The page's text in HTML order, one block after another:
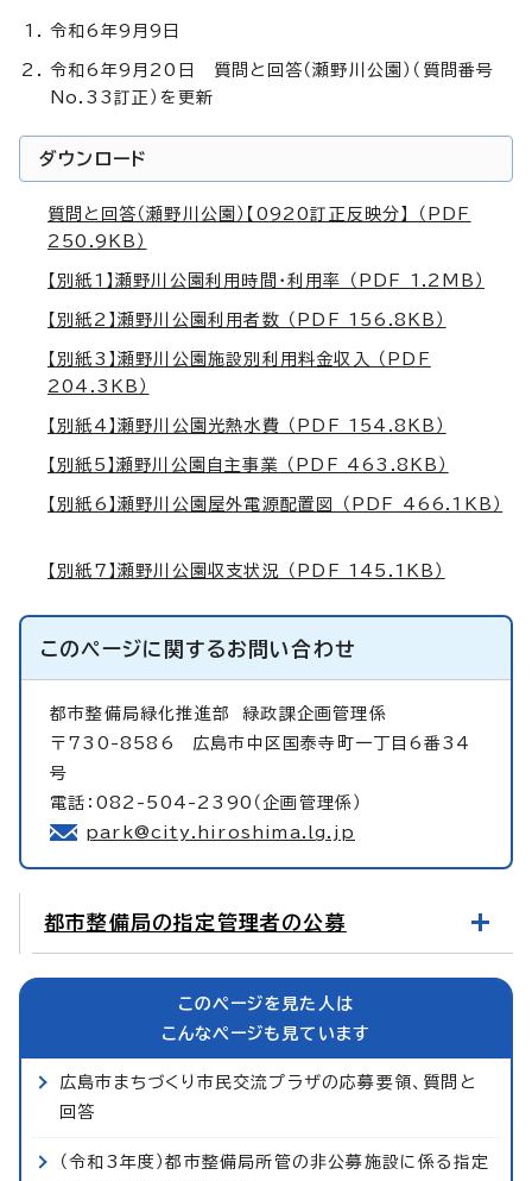
令和6年9月9日
令和6年9月20日 質問と回答（瀬野川公園）（質問番号
No.33訂正）を更新
ダウンロード
質問と回答（瀬野川公園）【0920訂正反映分】 （PDF
250.9KB）
【別紙1】瀬野川公園利用時間・利用率 （PDF 1.2MB）
【別紙2】瀬野川公園利用者数 （PDF 156.8KB）
【別紙3】瀬野川公園施設別利用料金収入 （PDF
204.3KB）
【別紙4】瀬野川公園光熱水費 （PDF 154.8KB）
【別紙5】瀬野川公園自主事業 （PDF 463.8KB）
【別紙6】瀬野川公園屋外電源配置図 （PDF 466.1KB）
【別紙7】瀬野川公園収支状況 （PDF 145.1KB）
このページに関するお問い合わせ
都市整備局緑化推進部緑政課企画管理係
〒730-8586 広島市中区国泰寺町一丁目6番34
号
電話：082-504-2390（企画管理係）
park@city.hiroshima.lg.jp
都市整備局の指定管理者の公募
このページを見た人は
こんなページも見ています
広島市まちづくり市民交流プラザの応募要領、質問と
回答
（令和3年度）都市整備局所管の非公募施設に係る指定